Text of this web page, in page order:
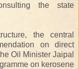
the state
the central
on direct
Oil Minister Jaipal
on kerosene